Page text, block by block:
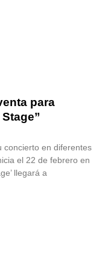
para
concierto en diferentes
el 22 de febrero en
llegará a